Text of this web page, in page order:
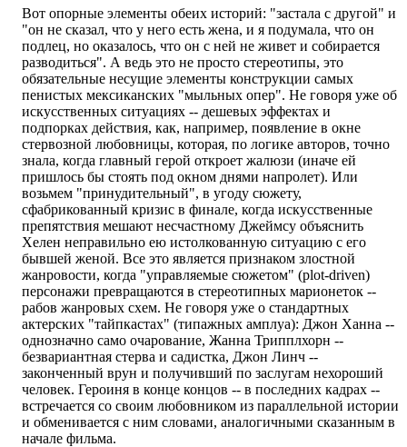
Вот опорные элементы обеих историй: "застала с другой" и
"он не сказал, что у него есть жена, и я подумала, что он
подлец, но оказалось, что он с ней не живет и собирается
разводиться". А ведь это не просто стереотипы, это
обязательные несущие элементы конструкции самых
пенистых мексиканских "мыльных опер". Не говоря уже об
искусственных ситуациях -- дешевых эффектах и
подпорках действия, как, например, появление в окне
стервозной любовницы, которая, по логике авторов, точно
знала, когда главный герой откроет жалюзи (иначе ей
пришлось бы стоять под окном днями напролет). Или
возьмем "принудительный", в угоду сюжету,
сфабрикованный кризис в финале, когда искусственные
препятствия мешают несчастному Джеймсу объяснить
Хелен неправильно ею истолкованную ситуацию с его
бывшей женой. Все это является признаком злостной
жанровости, когда "управляемые сюжетом" (plot-driven)
персонажи превращаются в стереотипных марионеток --
рабов жанровых схем. Не говоря уже о стандартных
актерских "тайпкастах" (типажных амплуа): Джон Ханна --
однозначно само очарование, Жанна Трипплхорн --
безвариантная стерва и садистка, Джон Линч --
законченный врун и получивший по заслугам нехороший
человек. Героиня в конце концов -- в последних кадрах --
встречается со своим любовником из параллельной истории
и обменивается с ним словами, аналогичными сказанным в
начале фильма.